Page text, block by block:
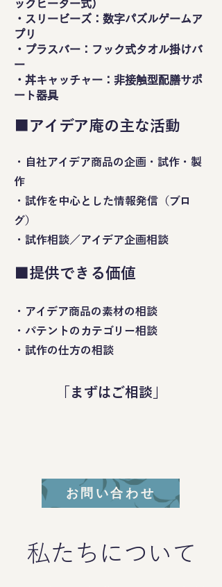
ックヒーター式）
・スリービーズ：数字パズルゲームア
プリ
・プラスバー：フック式タオル掛けバ
ー
・丼キャッチャー：非接触型配膳サポ
ート器具
アイデア庵の主な活動
・自社アイデア商品の企画・試作・製
作
・試作を中心とした情報発信（ブロ
グ）
・試作相談／アイデア企画相談
■提供できる価値
・アイデア商品の素材の相談
・パテントのカテゴリー相談
・試作の仕方の相談
「まずはご相談」
お問い合わせ
私たちについて